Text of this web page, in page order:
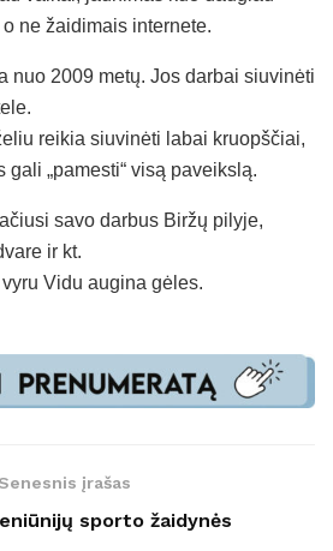
ne žaidimais internete.
nuo 2009 metų. Jos darbai siuvinėti
reikia siuvinėti labai kruopščiai,
gali „pamesti“ visą paveikslą.
savo darbus Biržų pilyje,
ir kt.
Vidu augina gėles.
Senesnis įrašas
sporto žaidynės